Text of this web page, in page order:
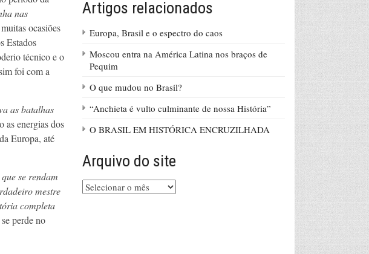
nas
ocasiões
Estados
técnico e o
foi com a
as batalhas
as energias dos
Europa, até
se rendam
mestre
completa
perde no
Artigos relacionados
Europa, Brasil e o espectro do caos
Moscou entra na América Latina nos braços de
Pequim
O que mudou no Brasil?
“Anchieta é vulto culminante de nossa História”
O BRASIL EM HISTÓRICA ENCRUZILHADA
Arquivo do site
Arquivo
do